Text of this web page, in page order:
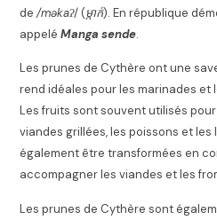
de/məkaʔ/ (ម្កាក់). En république
appeléManga sende.
Les prunes de Cythère ont une
rend idéales pour les marinades
Les fruits sont souvent utilisés
viandes grillées, les poissons et
également être transformées en
accompagner les viandes et les
Les prunes de Cythère sont